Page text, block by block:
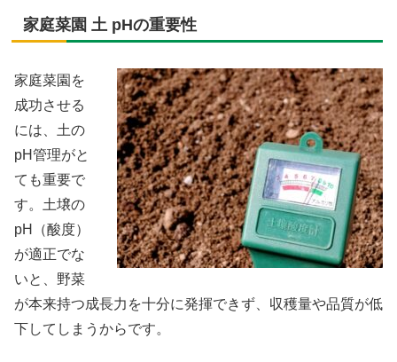
家庭菜園 土 pHの重要性
家庭菜園を
成功させる
には、土の
pH管理がと
ても重要で
す。土壌の
pH（酸度）
が適正でな
いと、野菜
が本来持つ成長力を十分に発揮できず、収穫量や品質が低
下してしまうからです。